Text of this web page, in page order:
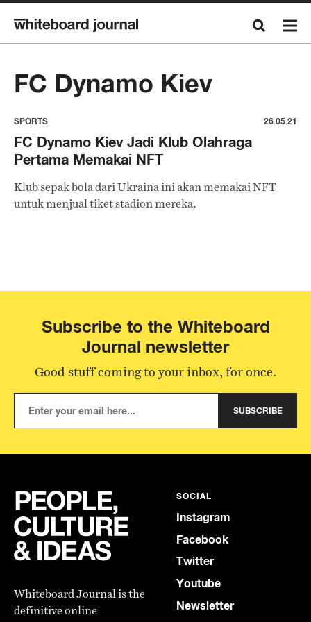
FC Dynamo Kiev
SPORTS 26.05.21
FC Dynamo Kiev Jadi Klub Olahraga
Pertama Memakai NFT
Klub sepak bola dari Ukraina ini akan memakai NFT
untuk menjual tiket stadion mereka.
Subscribe to the Whiteboard
Journal newsletter
Good stuff coming to your inbox, for once.
SUBSCRIBE
Whiteboard Journal is the
definitive online
SOCIAL
Instagram
Facebook
Twitter
Youtube
Newsletter